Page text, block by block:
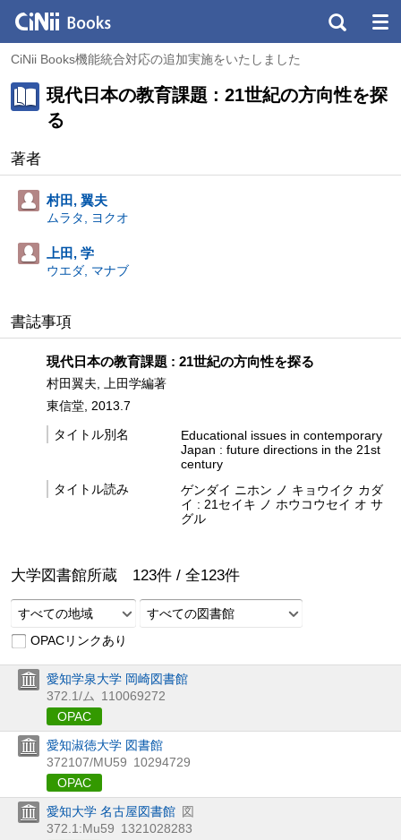
CiNii Books機能統合対応の追加実施をいたしました
現代日本の教育課題 : 21世紀の方向性を探
る
著者
村田, 翼夫
ムラタ, ヨクオ
上田, 学
ウエダ, マナブ
書誌事項
現代日本の教育課題 : 21世紀の方向性を探る
村田翼夫, 上田学編著
東信堂, 2013.7
タイトル別名
Educational issues in contemporary
Japan : future directions in the 21st
century
タイトル読み
ゲンダイ ニホン ノ キョウイク カダ
イ : 21セイキ ノ ホウコウセイ オ サ
グル
大学図書館所蔵 123件 / 全123件
すべての地域
すべての図書館
OPACリンクあり
愛知学泉大学 岡崎図書館
372.1/ム
110069272
OPAC
愛知淑徳大学 図書館
372107/MU59 10294729
OPAC
愛知大学 名古屋図書館 図
372.1:Mu59 1321028283